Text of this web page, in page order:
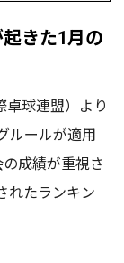
きた1月の
卓球連盟）より
ルールが適用
成績が重視さ
れたランキン